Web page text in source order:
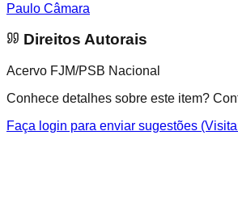
Paulo Câmara
Direitos Autorais
Acervo FJM/PSB Nacional
Conhece detalhes sobre este item?
Faça login para enviar sugestões